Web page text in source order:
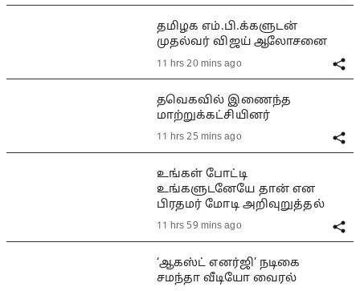
தமிழக எம்.பி.க்களுடன்
முதல்வர் விஜய் ஆலோசனை
11 hrs 20 mins ago
தவெகவில் இணைந்த
மாற்றுக்கட்சியினர்
11 hrs 25 mins ago
உங்கள் போட்டி
உங்களுடனேயே தான் என
பிரதமர் மோடி அறிவுறுத்தல்
11 hrs 59 mins ago
‘ஆகஸ்ட் எனர்ஜி’ நடிகை
சமந்தா வீடியோ வைரல்